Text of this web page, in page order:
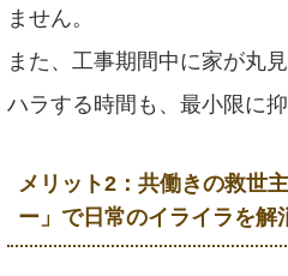
ません。
また、工事期間中に家が丸
ハラする時間も、最小限に抑
メリット2：共働きの救世
ー」で日常のイライラを解